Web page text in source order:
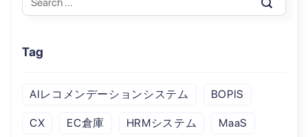
Tag
AIレコメンデーションシステム BOPIS
CX EC倉庫 HRMシステム MaaS